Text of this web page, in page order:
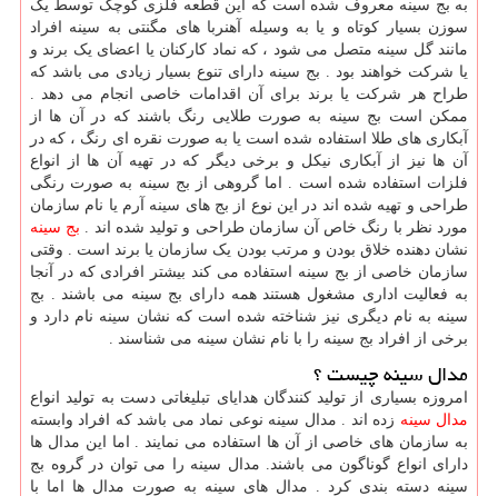
به بج سینه معروف شده است که این قطعه فلزی کوچک توسط یک
سوزن بسیار کوتاه و یا به وسیله آهنربا های مگنتی به سینه افراد
مانند گل سینه متصل می شود ، که نماد کارکنان یا اعضای یک برند و
یا شرکت خواهند بود . بج سینه دارای تنوع بسیار زیادی می باشد که
طراح هر شرکت یا برند برای آن اقدامات خاصی انجام می دهد .
ممکن است بج سینه به صورت طلایی رنگ باشند که در آن ها از
آبکاری های طلا استفاده شده است یا به صورت نقره ای رنگ ، که در
آن ها نیز از آبکاری نیکل و برخی دیگر که در تهیه آن ها از انواع
فلزات استفاده شده است . اما گروهی از بج سینه به صورت رنگی
طراحی و تهیه شده اند در این نوع از بج های سینه آرم یا نام سازمان
مورد نظر با رنگ خاص آن سازمان طراحی و تولید شده اند . بج سینه
نشان دهنده خلاق بودن و مرتب بودن یک سازمان یا برند است . وقتی
سازمان خاصی از بج سینه استفاده می کند بیشتر افرادی که در آنجا
به فعالیت اداری مشغول هستند همه دارای بج سینه می باشند . بج
سینه به نام دیگری نیز شناخته شده است که نشان سینه نام دارد و
برخی از افراد بج سینه را با نام نشان سینه می شناسند .
مدال سینه چیست ؟
امروزه بسیاری از تولید کنندگان هدایای تبلیغاتی دست به تولید انواع
مدال سینه زده اند . مدال سینه نوعی نماد می باشد که افراد وابسته
به سازمان های خاصی از آن ها استفاده می نمایند . اما این مدال ها
دارای انواع گوناگون می باشند. مدال سینه را می توان در گروه بج
سینه دسته بندی کرد . مدال های سینه به صورت مدال ها اما با